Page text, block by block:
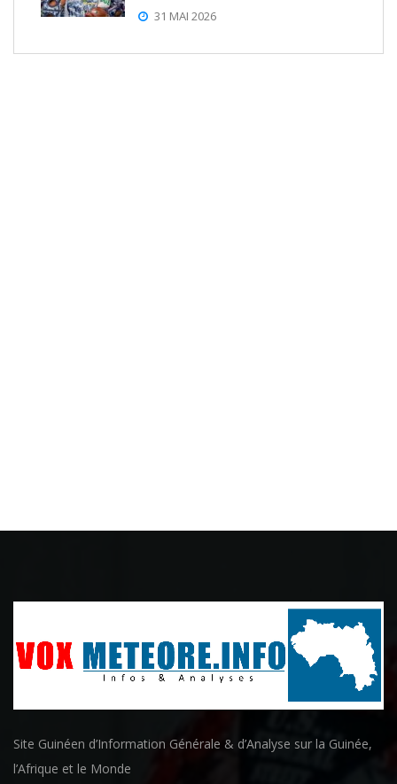
31 MAI 2026
Site Guinéen d’Information Générale & d’Analyse sur la Guinée,
l’Afrique et le Monde